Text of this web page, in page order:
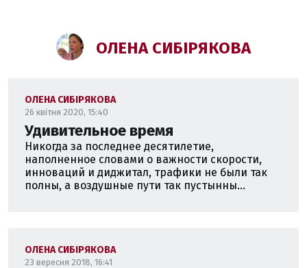
ОЛЕНА СИБІРЯКОВА
ОЛЕНА СИБІРЯКОВА
26 квітня 2020, 15:40
Удивительное время
Никогда за последнее десятилетие,
наполненное словами о важности скорости,
инноваций и диджитал, трафики не были так
полны, а воздушные пути так пустынны...
ОЛЕНА СИБІРЯКОВА
23 вересня 2018, 16:41